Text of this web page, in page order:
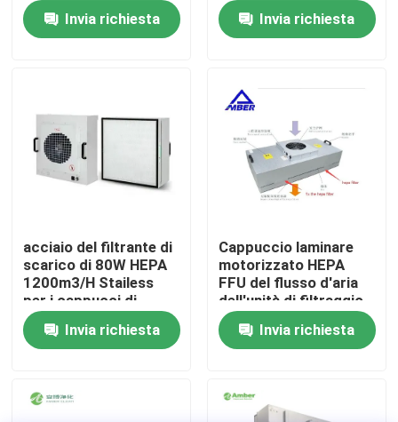
Circa noi
Controllo di qualità
Contattici
Notizie
Casi
Invia richiesta
Unit
Invia richiesta
acciaio del filtrante di
scarico di 80W HEPA
1200m3/H Stailess
per i cappucci di
flusso laminare
Invia richiesta
Cappuccio laminare
motorizzato HEPA
FFU del flusso d'aria
dell'unità di filtraggio
del fan del locale
senza polvere FFU
Invia richiesta